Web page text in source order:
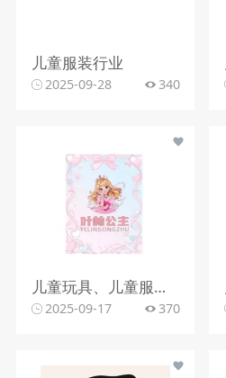
儿童服装行业
2025-09-28 340
儿童玩具、儿童服饰或儿童文创产品行业
2025-09-17 370